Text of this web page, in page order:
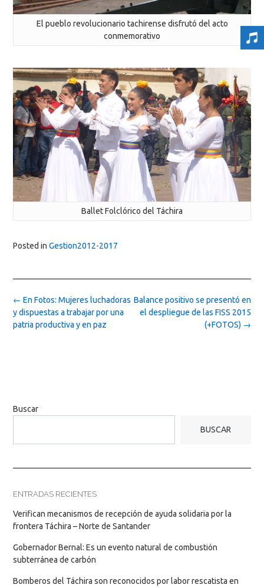
El pueblo revolucionario tachirense disfrutó del acto
conmemorativo
Ballet Folclórico del Táchira
Posted in Gestion2012-2017
Post
navigation
Balance positivo se presentó en
el despliegue de las FISS 2015
(+FOTOS) →
← En Fotos: Mujeres luchadoras
y dispuestas a trabajar por una
patria productiva y en paz
Buscar
BUSCAR
ENTRADAS RECIENTES
Verifican mecanismos de recepción de ayuda solidaria por la
frontera Táchira – Norte de Santander
Gobernador Bernal: Es un evento natural de combustión
subterránea de carbón
Bomberos del Táchira son reconocidos por labor rescatista en